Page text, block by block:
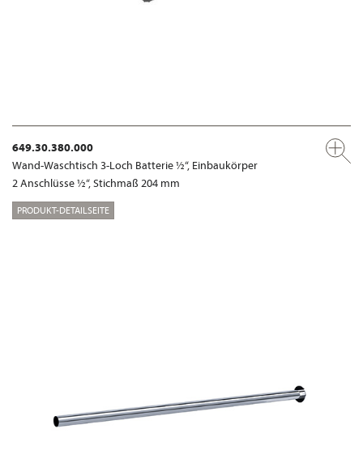
649.30.380.000
Wand-Waschtisch 3-Loch Batterie ½“, Einbaukörper
2 Anschlüsse ½“, Stichmaß 204 mm
PRODUKT-DETAILSEITE